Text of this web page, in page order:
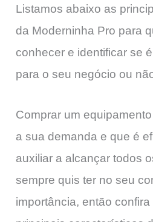
Listamos abaixo as
da Moderninha Pro para
conhecer e identificar se
para o seu negócio ou
Comprar um
a sua demanda e que é
auxiliar a alcançar todos
sempre quis ter no seu
importância, então